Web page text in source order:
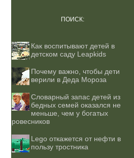
ПОИСК:
Как воспитывают детей в
детском саду Leapkids
Почему важно, чтобы дети
верили в Деда Мороза
Словарный запас детей из
бедных семей оказался не
меньше, чем у богатых
ровесников
Lego откажется от нефти в
пользу тростника